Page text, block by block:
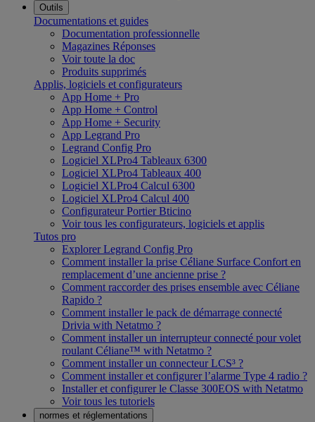
Outils
Documentations et guides
Documentation professionnelle
Magazines Réponses
Voir toute la doc
Produits supprimés
Applis, logiciels et configurateurs
App Home + Pro
App Home + Control
App Home + Security
App Legrand Pro
Legrand Config Pro
Logiciel XLPro4 Tableaux 6300
Logiciel XLPro4 Tableaux 400
Logiciel XLPro4 Calcul 6300
Logiciel XLPro4 Calcul 400
Configurateur Portier Bticino
Voir tous les configurateurs, logiciels et applis
Tutos pro
Explorer Legrand Config Pro
Comment installer la prise Céliane Surface Confort en
remplacement d’une ancienne prise ?
Comment raccorder des prises ensemble avec Céliane
Rapido ?
Comment installer le pack de démarrage connecté
Drivia with Netatmo ?
Comment installer un interrupteur connecté pour volet
roulant Céliane™ with Netatmo ?
Comment installer un connecteur LCS³ ?
Comment installer et configurer l’alarme Type 4 radio ?
Installer et configurer le Classe 300EOS with Netatmo
Voir tous les tutoriels
normes et réglementations